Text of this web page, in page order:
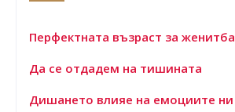
Перфектната възраст за женитба
Да се отдадем на тишината
Дишането влияе на емоциите ни